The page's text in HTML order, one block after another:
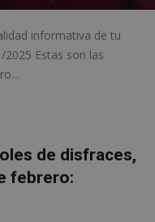
informativa de tu
2025 Estas son las
de disfraces,
febrero: